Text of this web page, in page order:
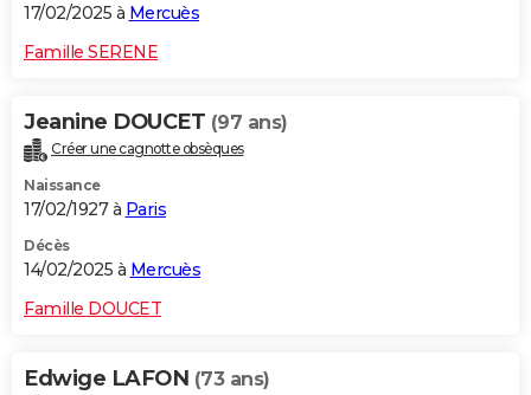
17/02/2025 à Mercuès
Famille SERENE
Jeanine DOUCET (97 ans)
Créer une cagnotte obsèques
Naissance
17/02/1927 à Paris
Décès
14/02/2025 à Mercuès
Famille DOUCET
Edwige LAFON (73 ans)